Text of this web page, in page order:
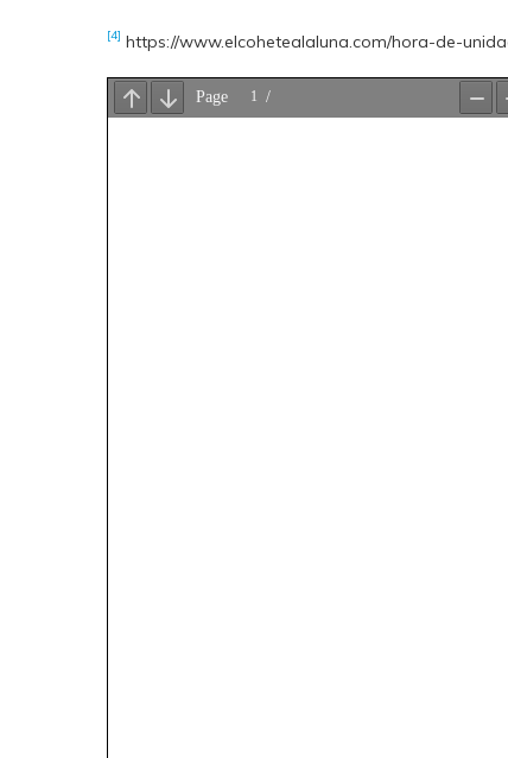
[4] https://www.elcohetealaluna.com/hora-de-